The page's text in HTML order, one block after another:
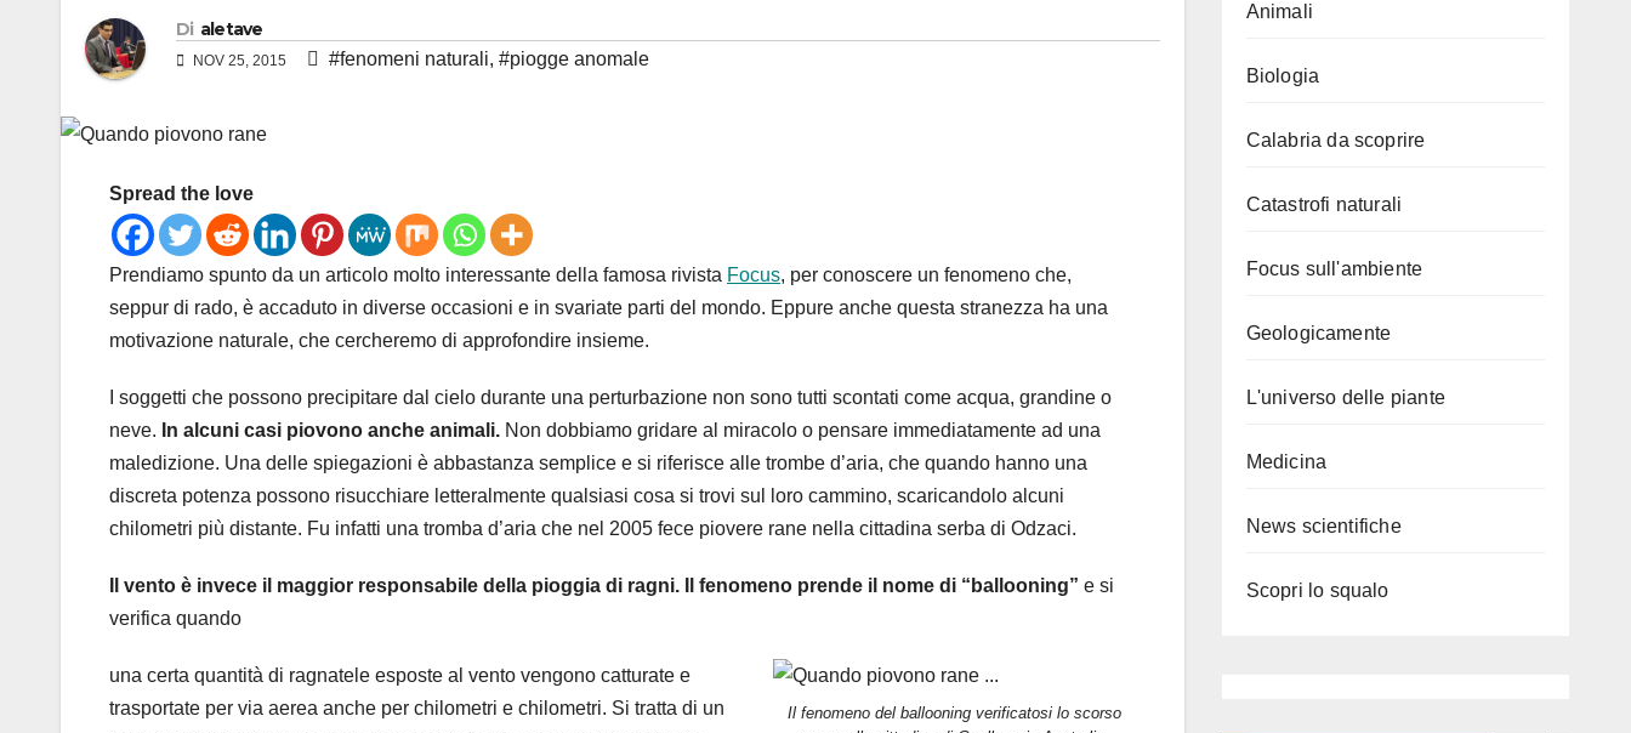
Di aletave
NOV 25, 2015 #fenomeni naturali, #piogge anomale
Spread the love
Prendiamo spunto da un articolo molto interessante della famosa rivista Focus, per conoscere un fenomeno che,
seppur di rado, è accaduto in diverse occasioni e in svariate parti del mondo. Eppure anche questa stranezza ha una
motivazione naturale, che cercheremo di approfondire insieme.
I soggetti che possono precipitare dal cielo durante una perturbazione non sono tutti scontati come acqua, grandine o
neve. In alcuni casi piovono anche animali. Non dobbiamo gridare al miracolo o pensare immediatamente ad una
maledizione. Una delle spiegazioni è abbastanza semplice e si riferisce alle trombe d’aria, che quando hanno una
discreta potenza possono risucchiare letteralmente qualsiasi cosa si trovi sul loro cammino, scaricandolo alcuni
chilometri più distante. Fu infatti una tromba d’aria che nel 2005 fece piovere rane nella cittadina serba di Odzaci.
Il vento è invece il maggior responsabile della pioggia di ragni. Il fenomeno prende il nome di “ballooning” e si
verifica quando
Il fenomeno del ballooning verificatosi lo scorso
una certa quantità di ragnatele esposte al vento vengono catturate e
trasportate per via aerea anche per chilometri e chilometri. Si tratta di un
Animali
Biologia
Calabria da scoprire
Catastrofi naturali
Focus sull'ambiente
Geologicamente
L'universo delle piante
Medicina
News scientifiche
Scopri lo squalo